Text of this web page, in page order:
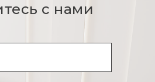
с нами